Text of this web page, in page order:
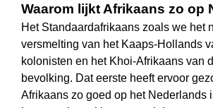
Waarom lijkt Afrikaans zo op
Het Standaardafrikaans zoals we het
versmelting van het Kaaps-Hollands
kolonisten en het Khoi-Afrikaans van
bevolking. Dat eerste heeft ervoor
Afrikaans zo goed op het Nederlands